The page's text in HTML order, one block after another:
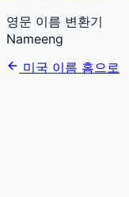
영문 이름 변환기
Nameeng
미국 이름 홈으로